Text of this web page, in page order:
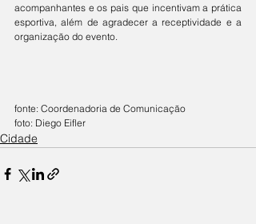
acompanhantes e os pais que incentivam a prática
esportiva, além de agradecer a receptividade e a
organização do evento.
fonte: Coordenadoria de Comunicação
foto: Diego Eifler
Cidade